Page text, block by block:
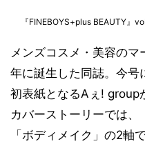
『FINEBOYS+plus BEAUTY』
メンズコスメ・美容の
年に誕生した同誌。今号
初表紙となるAぇ! group
カバーストーリーでは、
「ボディメイク」の2軸